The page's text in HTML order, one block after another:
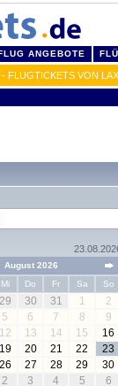
ANGEBOTE
FLUGTICKETS VON
August 2026
Mi Do Fr Sa So
29 30 31 1
2
5 6 7 8
9
12 13 14 15
16
19 20 21 22
23
26 27 28 29
30
2 3 4 5 6